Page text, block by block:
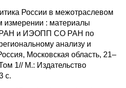
России в межотраслевом
измерении : материалы
и ИЭОПП СО РАН по
анализу и
Московская область, 21–
1// М.: Издательство
с.